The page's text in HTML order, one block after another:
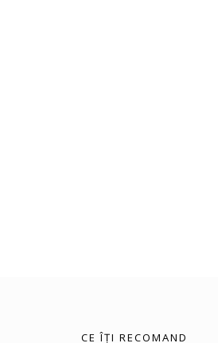
CE ÎȚI RECOMAND